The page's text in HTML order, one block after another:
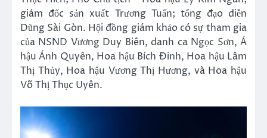
giám đốc sản xuất Trương Tuấn; tổng đạo diễn
Dũng Sài Gòn. Hội đồng giám khảo có sự tham gia
của NSND Vương Duy Biên, danh ca Ngọc Sơn, Á
hậu Ánh Quyên, Hoa hậu Bích Đinh, Hoa hậu Lâm
Thị Thủy, Hoa hậu Vương Thị Hương, và Hoa hậu
Võ Thị Thục Uyên.